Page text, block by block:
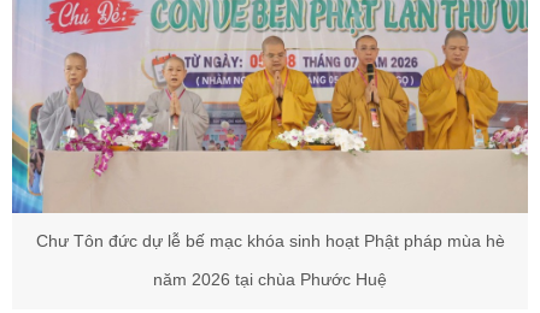
Chư Tôn đức dự lễ bế mạc khóa sinh hoạt Phật pháp mùa hè
năm 2026 tại chùa Phước Huệ